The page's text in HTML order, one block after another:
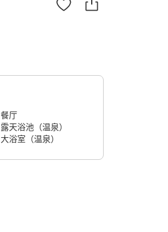
餐厅
露天浴池（温泉）
大浴室（温泉）